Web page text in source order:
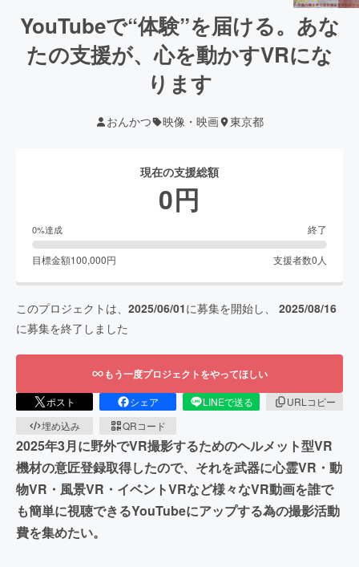
YouTubeで“体験”を届ける。あな
たの支援が、心を動かすVRにな
ります
おんかつ 映像・映画 東京都
現在の支援総額
0円
0%達成 終了
目標金額100,000円 支援者数0 人
このプロジェクトは、 2025/06/01に募集を開始し、 2025/08/16
に募集を終了しました
もう一度プロジェクトをやってほしい
ポスト シェア LINEで送る
URLコピー
埋め込み
QRコード
2025年3月に野外でVR撮影するためのヘルメット型VR
機材の意匠登録取得したので、それを武器に心霊VR・動
物VR・風景VR・イベントVRなど様々なVR動画を誰で
も簡単に視聴できるYouTubeにアップする為の撮影活動
費を集めたい。